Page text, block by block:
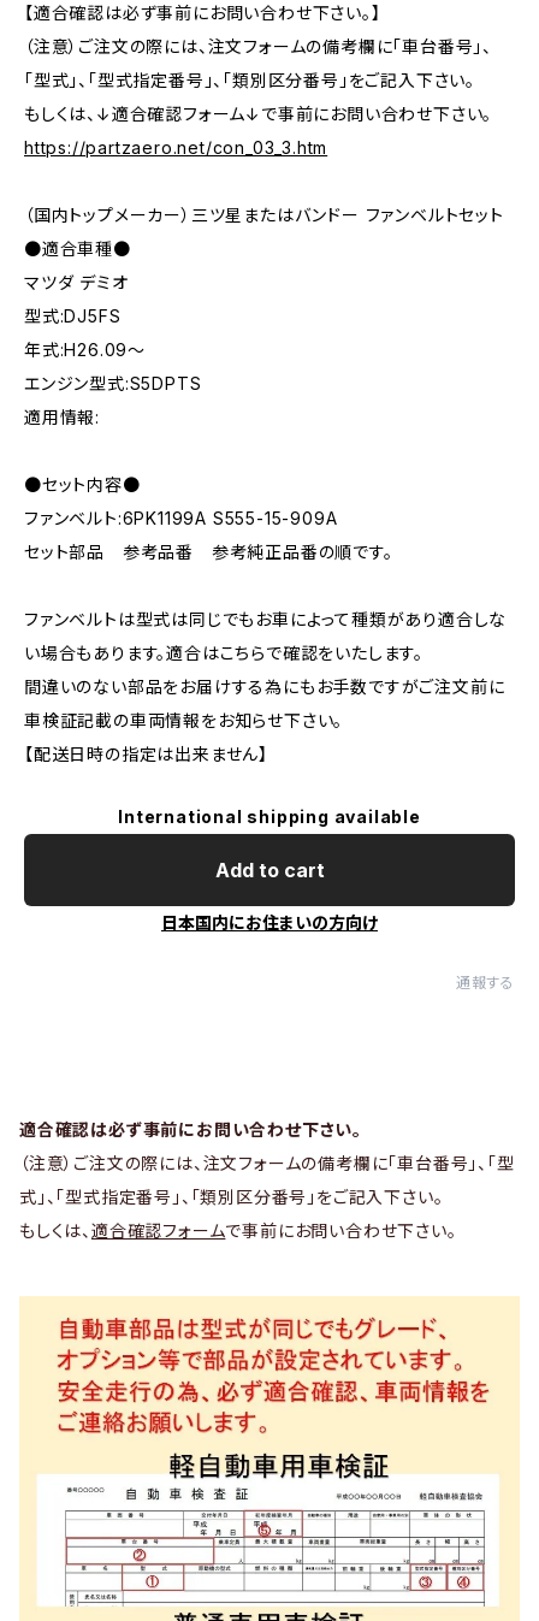
【適合確認は必ず事前にお問い合わせ下さい。】
（注意）ご注文の際には、注文フォームの備考欄に「車台番号」、
「型式」、「型式指定番号」、「類別区分番号」をご記入下さい。
もしくは、↓適合確認フォーム↓で事前にお問い合わせ下さい。
https://partzaero.net/con_03_3.htm
（国内トップメーカー）三ツ星またはバンドー ファンベルトセット
●適合車種●
マツダ デミオ
型式:DJ5FS
年式:H26.09～
エンジン型式:S5DPTS
適用情報:
●セット内容●
ファンベルト:6PK1199A S555-15-909A
セット部品 参考品番 参考純正品番の順です。
ファンベルトは型式は同じでもお車によって種類があり適合しな
い場合もあります。適合はこちらで確認をいたします。
間違いのない部品をお届けする為にもお手数ですがご注文前に
車検証記載の車両情報をお知らせ下さい。
【配送日時の指定は出来ません】
International shipping available
Add to cart
日本国内にお住まいの方向け
通報する
適合確認は必ず事前にお問い合わせ下さい。
（注意）ご注文の際には、注文フォームの備考欄に「車台番号」、「型
式」、「型式指定番号」、「類別区分番号」をご記入下さい。
もしくは、 適合確認フォームで事前にお問い合わせ下さい。